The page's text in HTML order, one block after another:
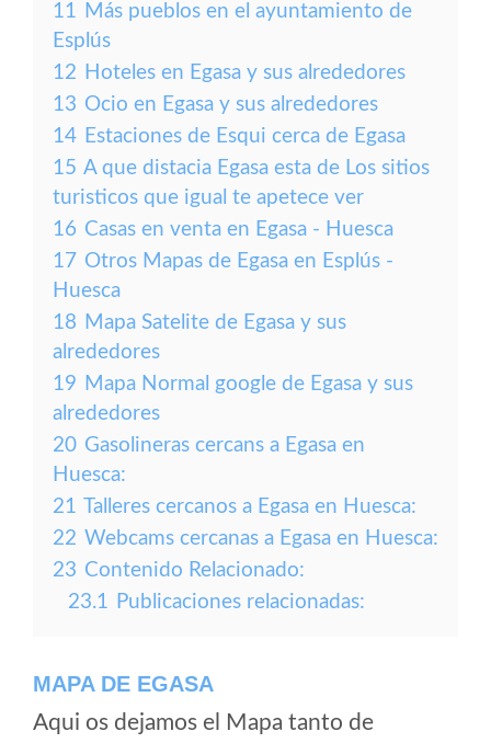
11 Más pueblos en el ayuntamiento de
Esplús
12 Hoteles en Egasa y sus alrededores
13 Ocio en Egasa y sus alrededores
14 Estaciones de Esqui cerca de Egasa
15 A que distacia Egasa esta de Los sitios
turisticos que igual te apetece ver
16 Casas en venta en Egasa - Huesca
17 Otros Mapas de Egasa en Esplús -
Huesca
18 Mapa Satelite de Egasa y sus
alrededores
19 Mapa Normal google de Egasa y sus
alrededores
20 Gasolineras cercans a Egasa en
Huesca:
21 Talleres cercanos a Egasa en Huesca:
22 Webcams cercanas a Egasa en Huesca:
23 Contenido Relacionado:
23.1 Publicaciones relacionadas:
MAPA DE EGASA
Aqui os dejamos el Mapa tanto de